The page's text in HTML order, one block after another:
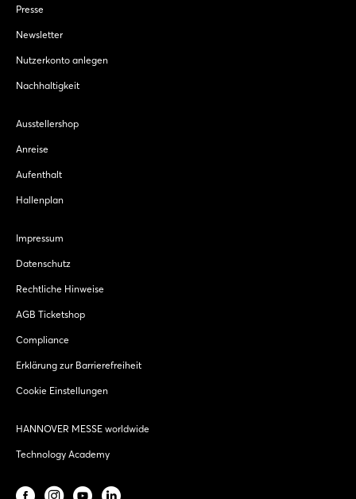
Presse
Newsletter
Nutzerkonto anlegen
Nachhaltigkeit
Ausstellershop
Anreise
Aufenthalt
Hallenplan
Impressum
Datenschutz
Rechtliche Hinweise
AGB Ticketshop
Compliance
Erklärung zur Barrierefreiheit
Cookie Einstellungen
HANNOVER MESSE worldwide
Technology Academy